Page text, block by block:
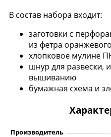
В состав набора входит:
заготовки с
из фетра
хлопковое мулине
шнур для развески,
вышиванию
бумажная схема и
Производитель